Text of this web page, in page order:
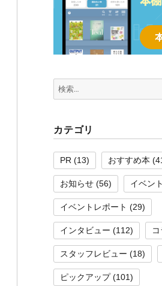
検
索:
カテゴリ
PR (13) おすすめ本
お知らせ (56) イベント
イベントレポート (29)
インタビュー (112)
スタッフレビュー (18)
ピックアップ(101)